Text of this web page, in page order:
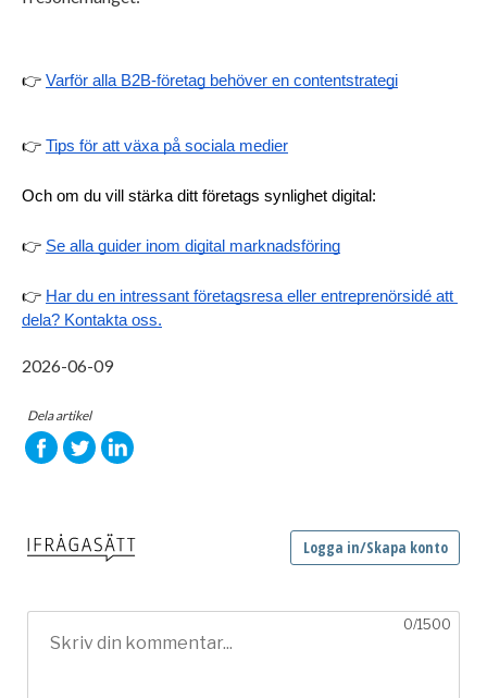
👉 Varför alla B2B-företag behöver en contentstrategi
👉 Tips för att växa på sociala medier
Och om du vill stärka ditt företags synlighet digital:
👉 Se alla guider inom digital marknadsföring
👉 Har du en intressant företagsresa eller entreprenörsidé att
dela? Kontakta oss.
2026-06-09
Dela artikel